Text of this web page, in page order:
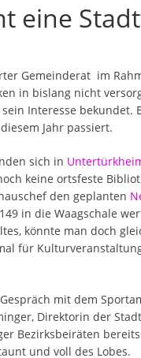
eine
Gemeinderat im
in bislang nicht
Interesse
Jahr passiert.
sich in
keine ortsfeste
den geplanten
in die Waagschale
könnte man doch
für
mit dem
Direktorin der
Bezirksbeiräten
und voll des Lobes.